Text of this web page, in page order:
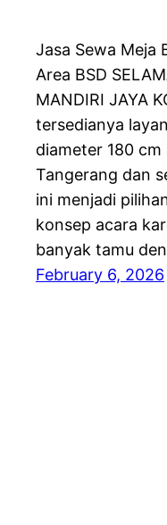
Jasa Sewa Meja
Area BSD
MANDIRI JAYA
tersedianya
diameter 180 cm
Tangerang dan
ini menjadi
konsep acara
banyak tamu
February 6, 2026